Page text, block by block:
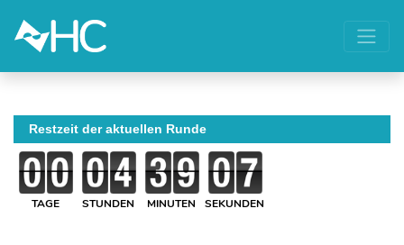
Restzeit der aktuellen Runde
TAGE STUNDEN MINUTEN SEKUNDEN